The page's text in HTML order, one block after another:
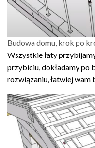
Budowa domu, krok po
Wszystkie łaty
przybiciu, dokładamy po
rozwiązaniu, łatwiej